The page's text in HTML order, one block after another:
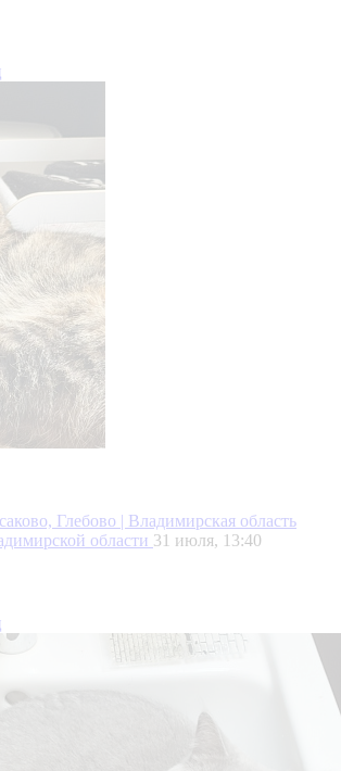
Глебово | Владимирская область
области 31 июля, 13:40